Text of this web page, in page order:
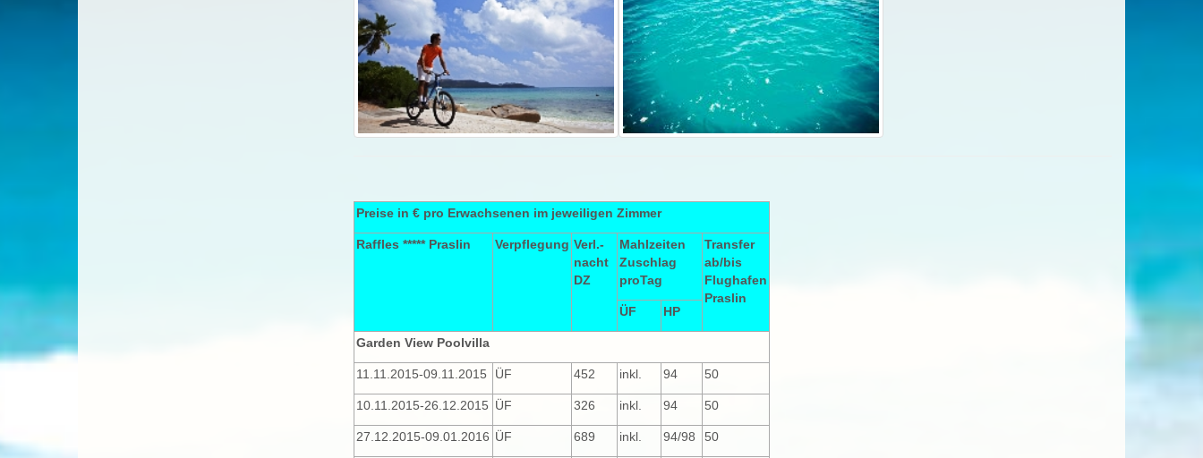
Preise in € pro Erwachsenen im jeweiligen Zimmer
Raffles ***** Praslin Verpflegung Verl.-
nacht
DZ
Mahlzeiten
Zuschlag
proTag
Transfer
ab/bis
Flughafen
Praslin
ÜF
HP
Garden View Poolvilla
11.11.2015-09.11.2015 ÜF 452 inkl. 94 50
10.11.2015-26.12.2015 ÜF 326 inkl. 94 50
27.12.2015-09.01.2016 ÜF 689 inkl. 94/98 50